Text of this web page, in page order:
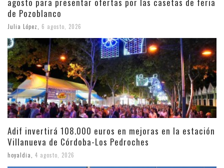
de Pozoblanco
Julia López 6 agosto, 2026
Adif invertirá 108.000 euros en mejoras en la estación
Villanueva de Córdoba-Los Pedroches
hoyaldia 4 agosto, 2026